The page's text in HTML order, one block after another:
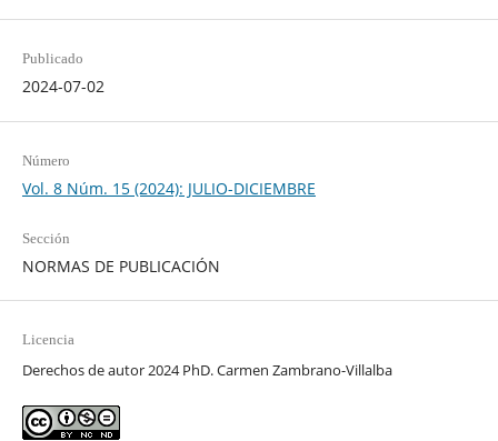
Publicado
2024-07-02
Número
Vol. 8 Núm. 15 (2024): JULIO-DICIEMBRE
Sección
NORMAS DE PUBLICACIÓN
Licencia
Derechos de autor 2024 PhD. Carmen Zambrano-Villalba